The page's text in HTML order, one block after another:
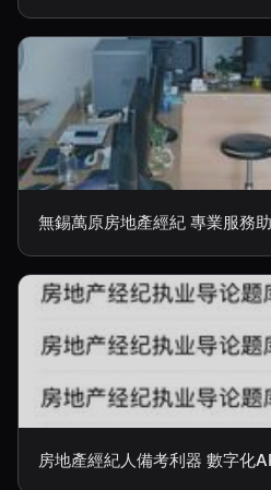
無錫萬原房地產經紀 專業服務
房地產經紀人備考利器 數字化